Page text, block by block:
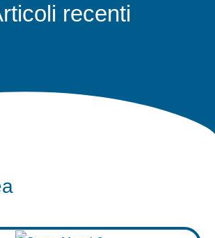
recenti